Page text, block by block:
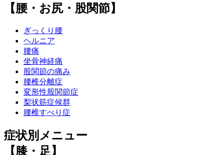
【腰・お尻・股関節】
ぎっくり腰
ヘルニア
腰痛
坐骨神経痛
股関節の痛み
腰椎分離症
変形性股関節症
梨状筋症候群
腰椎すべり症
症状別メニュー
【膝・足】